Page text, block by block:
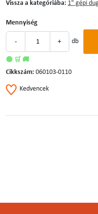
Vissza a kategóriába: 1" gépi
Mennyiség
- + db
🟢 🛒 🚚
Cikkszám: 060103-0110
Kedvencek